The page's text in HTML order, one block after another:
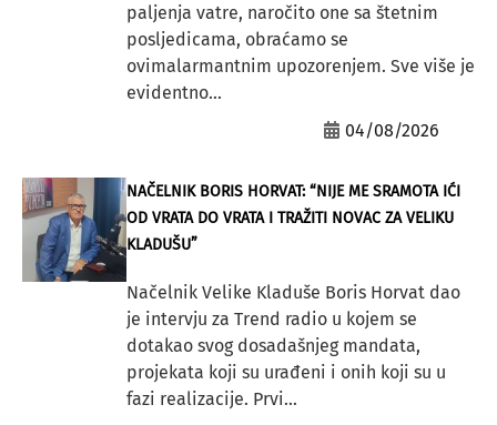
paljenja vatre, naročito one sa štetnim
posljedicama, obraćamo se
ovimalarmantnim upozorenjem. Sve više je
evidentno...
04/08/2026
NAČELNIK BORIS HORVAT: “NIJE ME SRAMOTA IĆI
OD VRATA DO VRATA I TRAŽITI NOVAC ZA VELIKU
KLADUŠU”
Načelnik Velike Kladuše Boris Horvat dao
je intervju za Trend radio u kojem se
dotakao svog dosadašnjeg mandata,
projekata koji su urađeni i onih koji su u
fazi realizacije. Prvi...